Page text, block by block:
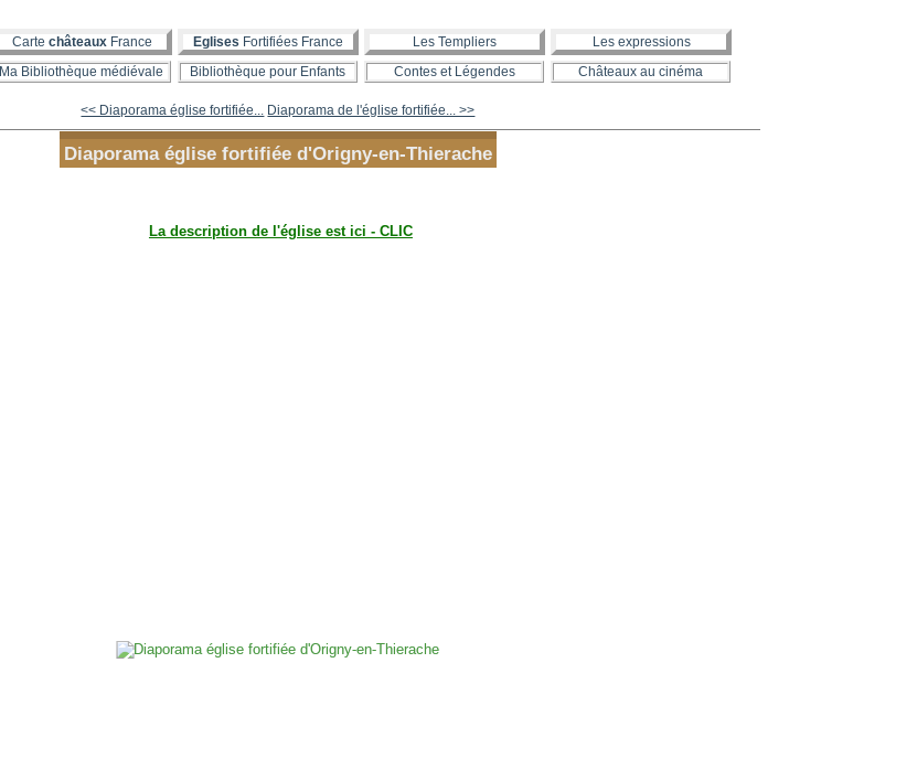
Carte châteauxFrance Eglises Fortifiées France Les Templiers
Les expressions
Ma Bibliothèque médiévale Bibliothèque pour Enfants Contes et Légendes Châteaux au cinéma
<< Diaporama église fortifiée... Diaporama de l'église fortifiée... >>
Diaporama église fortifiée d'Origny-en-Thierache
La description de l'église est ici - CLIC